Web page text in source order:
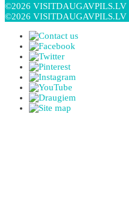
©2026 VISITDAUGAVPILS.LV
©2026 VISITDAUGAVPILS.LV